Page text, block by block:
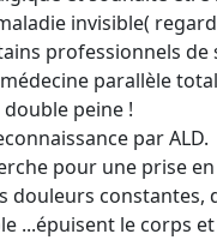
invisible(
professionnels de
parallèle
peine !
par ALD.
pour une prise
douleurs constantes,
...épuisent le corps et